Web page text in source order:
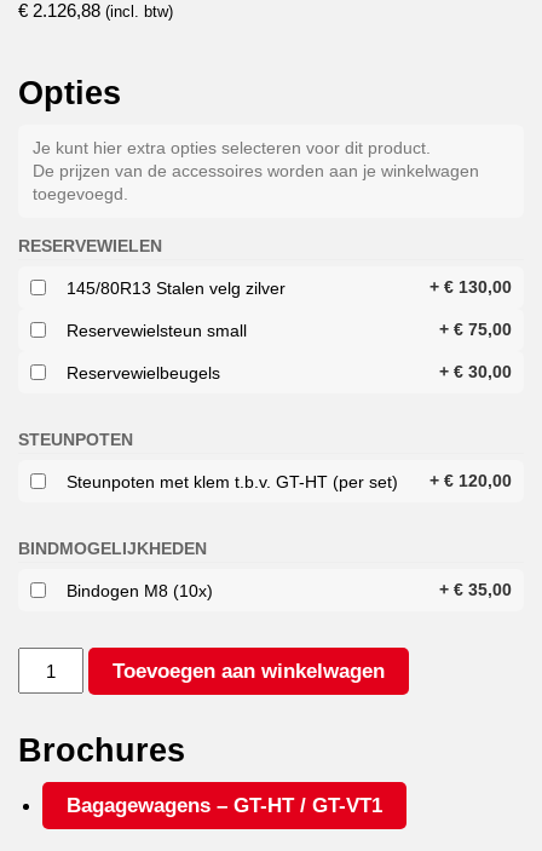
€ 2.126,88 (incl. btw)
Opties
Je kunt hier extra opties selecteren voor dit product.
De prijzen van de accessoires worden aan je winkelwagen
toegevoegd.
RESERVEWIELEN
145/80R13 Stalen velg zilver + € 130,00
Reservewielsteun small + € 75,00
Reservewielbeugels + € 30,00
STEUNPOTEN
Steunpoten met klem t.b.v. GT-HT (per set) + € 120,00
BINDMOGELIJKHEDEN
Bindogen M8 (10x) + € 35,00
ANSSEMS
HT
Toevoegen aan winkelwagen
Brochures
Bagagewagens – GT-HT / GT-VT1